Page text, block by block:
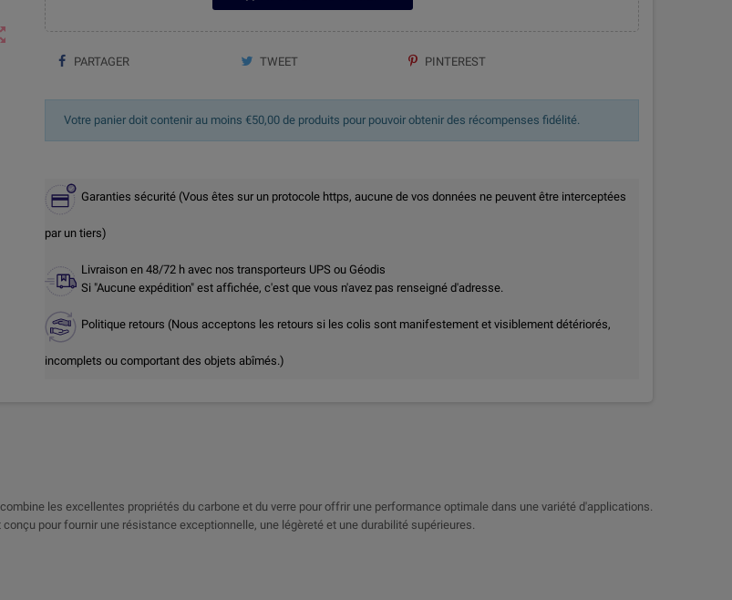
PARTAGER TWEET PINTEREST
Votre panier doit contenir au moins €50,00 de produits pour pouvoir obtenir des récompenses fidélité.
Garanties sécurité (Vous êtes sur un protocole https, aucune de vos données ne peuvent être interceptées
par un tiers)
Livraison en 48/72 h avec nos transporteurs UPS ou Géodis
Si "Aucune expédition" est affichée, c'est que vous n'avez pas renseigné d'adresse.
Politique retours (Nous acceptons les retours si les colis sont manifestement et visiblement détériorés,
incomplets ou comportant des objets abîmés.)
les excellentes propriétés du carbone et du verre pour offrir une performance optimale dans une variété d'applications.
pour fournir une résistance exceptionnelle, une légèreté et une durabilité supérieures.